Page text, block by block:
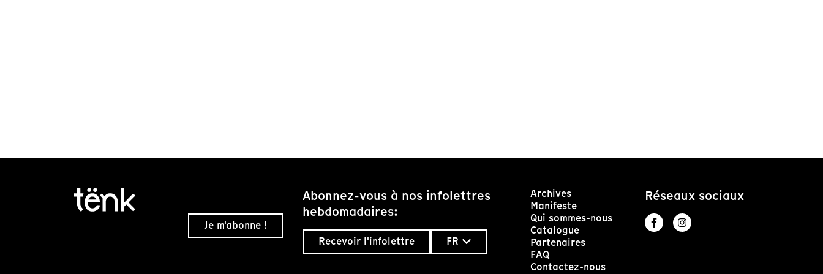
Je m'abonne !
Abonnez-vous à nos infolettres
hebdomadaires:
Recevoir l'infolettre FR
Archives
Manifeste
Qui sommes-nous
Catalogue
Partenaires
FAQ
Contactez-nous
Réseaux sociaux